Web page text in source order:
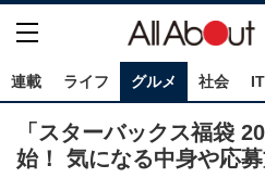
連載 ライフ グルメ 社会
「スターバックス福袋
始！ 気になる中身や応